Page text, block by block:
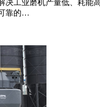
决工业磨机产量低、耗
靠的…